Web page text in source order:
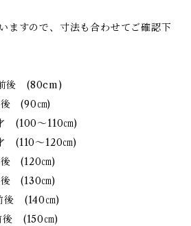
ますので、寸法も合わせてご確認下
後 (80cm)
(90㎝)
(100～110㎝)
(110～120㎝)
(120㎝)
(130㎝)
後 (140㎝)
後 (150㎝)